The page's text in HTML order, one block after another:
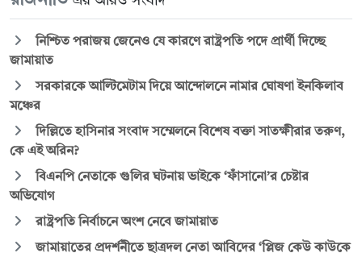
নিশ্চিত পরাজয় জেনেও যে কারণে রাষ্ট্রপতি পদে প্রার্থী দিচ্ছে
জামায়াত
সরকারকে আল্টিমেটাম দিয়ে আন্দোলনে নামার ঘোষণা ইনকিলাব
মঞ্চের
দিল্লিতে হাসিনার সংবাদ সম্মেলনে বিশেষ বক্তা সাতক্ষীরার তরুণ,
কে এই অরিন?
বিএনপি নেতাকে গুলির ঘটনায় ভাইকে ‘ফাঁসানো’র চেষ্টার
অভিযোগ
রাষ্ট্রপতি নির্বাচনে অংশ নেবে জামায়াত
জামায়াতের প্রদর্শনীতে ছাত্রদল নেতা আবিদের ‘প্লিজ কেউ কাউকে